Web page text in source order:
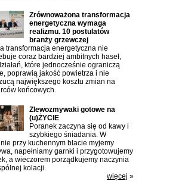
Zrównoważona transformacja
energetyczna wymaga
realizmu. 10 postulatów
branży grzewczej
transformacja energetyczna nie
coraz bardziej ambitnych haseł,
które jednocześnie ograniczą
poprawią jakość powietrza i nie
największego kosztu zmian na
końcowych.
Zlewozmywaki gotowe na
(u)ŻYCIE
Poranek zaczyna się od kawy i
szybkiego śniadania. W
przy kuchennym blacie myjemy
napełniamy garnki i przygotowujemy
a wieczorem porządkujemy naczynia
kolacji.
więcej »